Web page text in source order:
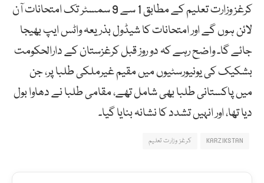
کرغز وزارت تعلیم کے مطابق 1 سے 9 سمسٹر تک امتحانات آن
لائن ہوں گے اور امتحانات کا شیڈول بذریعہ واٹس ایپ بھیجا
جائے گا۔ واضح رہے کہ دو روز قبل کرغزستان کے دارالحکومت
بشکیک کی یونیورسٹیوں میں مقیم غیرملکی طلبا پر، جن
میں پاکستانی طلبا بھی شامل تھے، مقامی طلبا نے دھاوا بول
دیا تھا، اور انہیں تشدد کا نشانہ بنایا گیا۔
KARZIKSTAN کرغز وزارت تعلیم